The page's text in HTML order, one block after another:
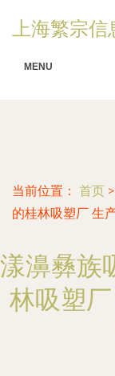
上海繁宗
MENU
当前位置： 首页 >
的桂林吸塑厂 生
漾濞彝族
林吸塑